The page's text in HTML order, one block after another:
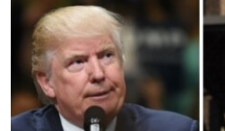
поискуНАГОРНЫЙ КАРАБАХ
КУЛЬТУРА
СПОРТ
АРХИВ